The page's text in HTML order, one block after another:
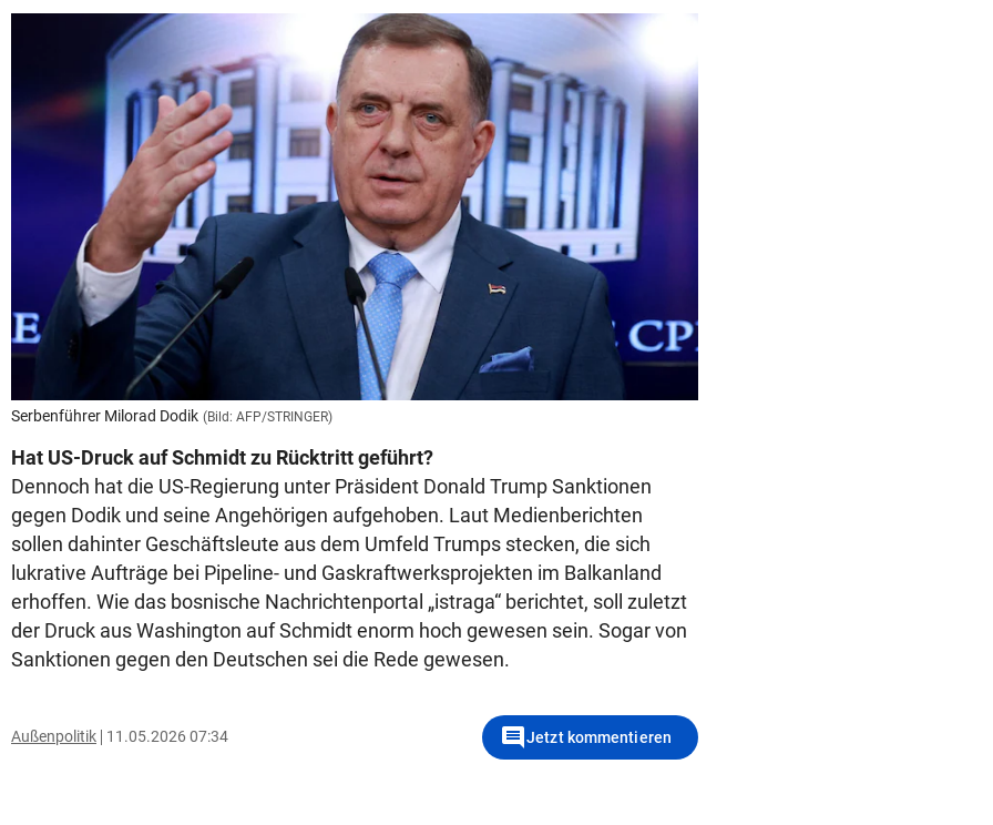
Serbenführer Milorad Dodik (Bild: AFP/STRINGER)
Hat US-Druck auf Schmidt zu Rücktritt geführt?
Dennoch hat die US-Regierung unter Präsident Donald Trump Sanktionen
gegen Dodik und seine Angehörigen aufgehoben. Laut Medienberichten
sollen dahinter Geschäftsleute aus dem Umfeld Trumps stecken, die sich
lukrative Aufträge bei Pipeline- und Gaskraftwerksprojekten im Balkanland
erhoffen. Wie das bosnische Nachrichtenportal „istraga“ berichtet, soll zuletzt
der Druck aus Washington auf Schmidt enorm hoch gewesen sein. Sogar von
Sanktionen gegen den Deutschen sei die Rede gewesen.
Außenpolitik 11.05.2026 07:34 commentJetzt kommentieren